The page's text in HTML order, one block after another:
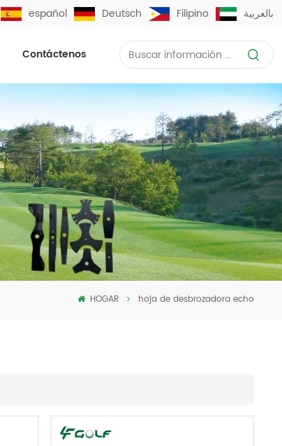
español Deutsch Filipino بالعربية
Contáctenos
HOGAR hoja de desbrozadora echo